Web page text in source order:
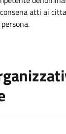
atti ai